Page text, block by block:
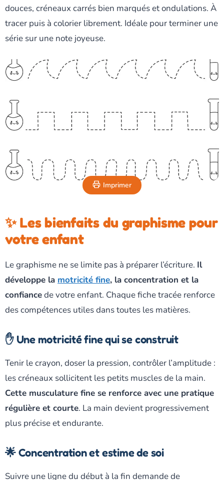
douces, créneaux carrés bien marqués et ondulations. À
tracer puis à colorier librement. Idéale pour terminer une
série sur une note joyeuse.
Imprimer
✨ Les bienfaits du graphisme pour
votre enfant
Le graphisme ne se limite pas à préparer l’écriture. Il
développe la motricité fine, la concentration et la
confiancede votre enfant. Chaque fiche tracée renforce
des compétences utiles dans toutes les matières.
✋ Une motricité fine qui se construit
Tenir le crayon, doser la pression, contrôler l’amplitude :
les créneaux sollicitent les petits muscles de la main.
Cette musculature fine se renforce avec une pratique
régulière et courte. La main devient progressivement
plus précise et endurante.
🌟 Concentration et estime de soi
Suivre une ligne du début à la fin demande de